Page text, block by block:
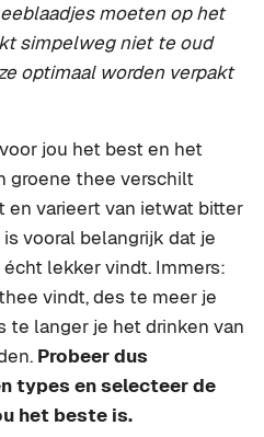
moeten op het
simpelweg niet te oud
optimaal worden verpakt
jou het best en het
groene thee verschilt
en varieert van ietwat bitter
vooral belangrijk dat je
lekker vindt. Immers:
vindt, des te meer je
te langer je het drinken van
Probeer dus
types en selecteer de
het beste is.